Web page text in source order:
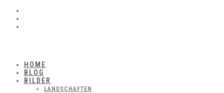
HOME
BLOG
BILDER
LANDSCHAFTEN